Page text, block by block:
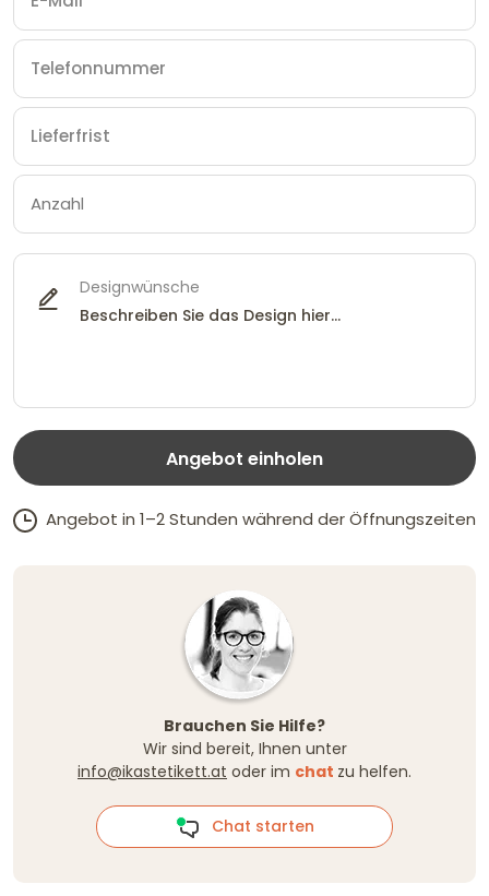
Designwünsche
Angebot einholen
Angebot in 1–2 Stunden während der Öffnungszeiten
Brauchen Sie Hilfe?
Wir sind bereit, Ihnen unter
info@ikastetikett.at oder im chat zu helfen.
Chat starten